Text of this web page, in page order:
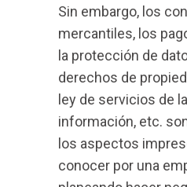
Sin embargo, los
mercantiles, los
la protección de
derechos de
ley de servicios de
información, etc.
los aspectos
conocer por una